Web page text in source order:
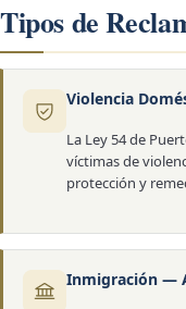
Tipos de
Violencia
La Ley 54 de
víctimas de
protección y
Inmigración —